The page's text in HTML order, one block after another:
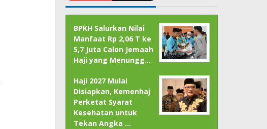
BPKH Salurkan Nilai
Manfaat Rp 2,06 T ke
5,7 Juta Calon Jemaah
Haji yang Menungg…
Haji 2027 Mulai
Disiapkan, Kemenhaj
Perketat Syarat
Kesehatan untuk
Tekan Angka …